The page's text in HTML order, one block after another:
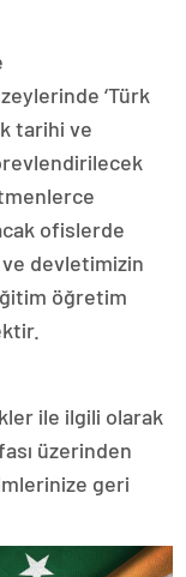
‘Türk
tarihi ve
ofislerde
devletimizin
öğretim
ile ilgili olarak
üzerinden
geri